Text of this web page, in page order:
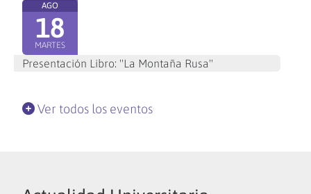
AGO
18
MARTES
Presentación Libro: "La Montaña Rusa"
Ver todos los eventos